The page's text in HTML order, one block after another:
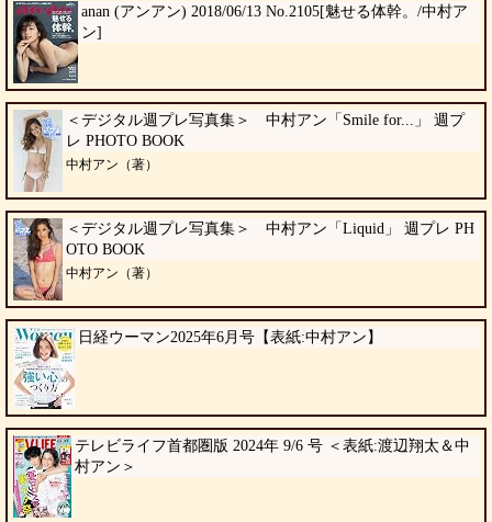
anan (アンアン) 2018/06/13 No.2105[魅せる体幹。/中村ア
ン]
＜デジタル週プレ写真集＞ 中村アン「Smile for...」 週プ
レ PHOTO BOOK
中村アン（著）
＜デジタル週プレ写真集＞ 中村アン「Liquid」 週プレ PH
OTO BOOK
中村アン（著）
日経ウーマン2025年6月号【表紙:中村アン】
テレビライフ首都圏版 2024年 9/6 号 ＜表紙:渡辺翔太＆中
村アン＞